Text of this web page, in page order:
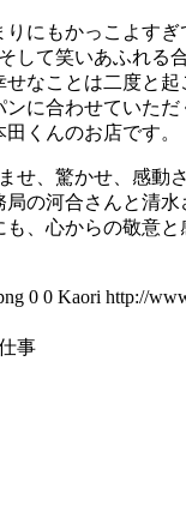
にもかっこよす
して笑いあふれ
なことは二度と起
に合わせていた
くんのお店です。
、驚かせ、感
の河合さんと清
、心からの敬意
0 0 Kaori http://
事